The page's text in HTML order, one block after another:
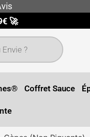
🚀
Coffret Sauce